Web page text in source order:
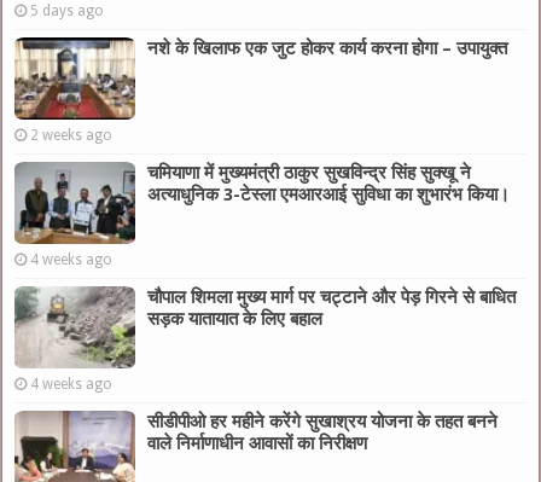
5 days ago
नशे के खिलाफ एक जुट होकर कार्य करना होगा – उपायुक्त
2 weeks ago
चमियाणा में मुख्यमंत्री ठाकुर सुखविन्द्र सिंह सुक्खू ने
अत्याधुनिक 3-टेस्ला एमआरआई सुविधा का शुभारंभ किया।
4 weeks ago
चौपाल शिमला मुख्य मार्ग पर चट्टाने और पेड़ गिरने से बाधित
सड़क यातायात के लिए बहाल
4 weeks ago
सीडीपीओ हर महीने करेंगे सुखाश्रय योजना के तहत बनने
वाले निर्माणाधीन आवासों का निरीक्षण